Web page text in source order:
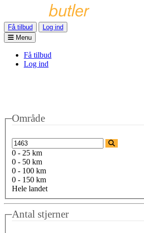
Få tilbud
Log ind
Menu
Få tilbud
Log ind
Område
0 - 25 km
0 - 50 km
0 - 100 km
0 - 150 km
Hele landet
Antal stjerner